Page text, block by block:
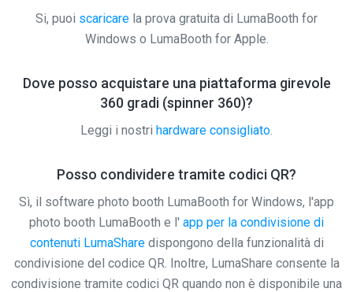
Si, puoi scaricare la prova gratuita di LumaBooth for
Windows o LumaBooth for Apple.
Dove posso acquistare una piattaforma girevole
360 gradi (spinner 360)?
Leggi i nostri hardware consigliato
Posso condividere tramite codici QR?
Sì, il software photo booth LumaBooth for Windows, l'app
photo booth LumaBooth e l' app per la condivisione di
contenuti LumaSharedispongono della funzionalità di
condivisione del codice QR. Inoltre, LumaShare consente la
condivisione tramite codici QR quando non è disponibile una